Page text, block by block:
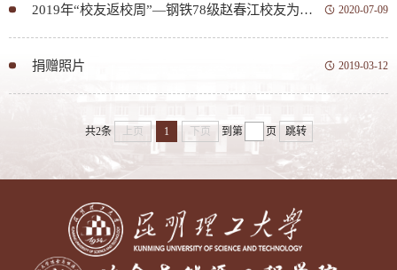
2019年“校友返校周”—钢铁78级赵春江校友为母校捐款仪式 2020-07-09
捐赠照片 2019-03-12
共2条 上页 1 下页 到第 页 跳转